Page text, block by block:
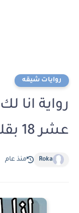
روايات شيقه
رواية انا
عشر 18 بقلم حبيبة محمد
Roka منذ عام